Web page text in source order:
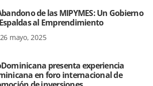
de las MIPYMES: Un Gobierno
al Emprendimiento
26 mayo, 2025
presenta experiencia
en foro internacional de